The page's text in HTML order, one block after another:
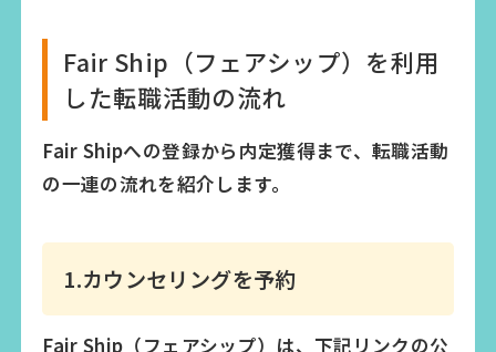
Fair Ship（フェアシップ）を利用
した転職活動の流れ
Fair Shipへの登録から内定獲得まで、転職活動
の一連の流れを紹介します。
1.カウンセリングを予約
Fair Ship（フェアシップ）は、下記リンクの公